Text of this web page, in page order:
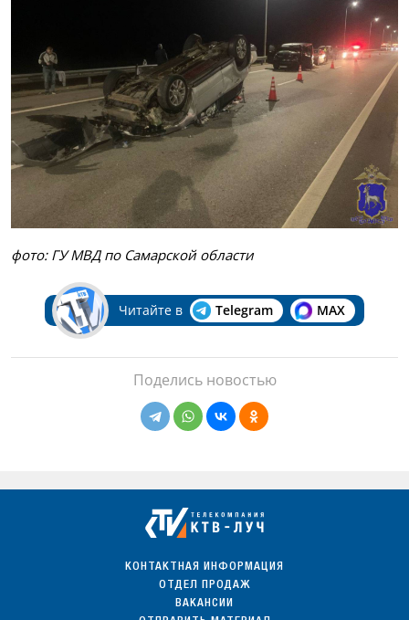
фото: ГУ МВД по Самарской области
Читайте в Telegram MAX
Поделись новостью
КОНТАКТНАЯ ИНФОРМАЦИЯ
ОТДЕЛ ПРОДАЖ
ВАКАНСИИ